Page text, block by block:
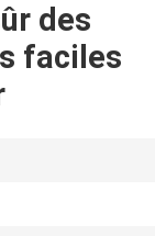
des
faciles